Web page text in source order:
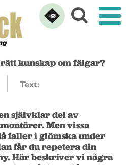
kunskap om fälgar?
Text:
självklar del av
Men vissa
faller i glömska under
får du repetera din
Här beskriver vi några